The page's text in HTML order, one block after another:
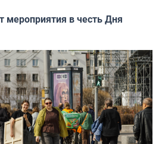
мероприятия в честь Дня